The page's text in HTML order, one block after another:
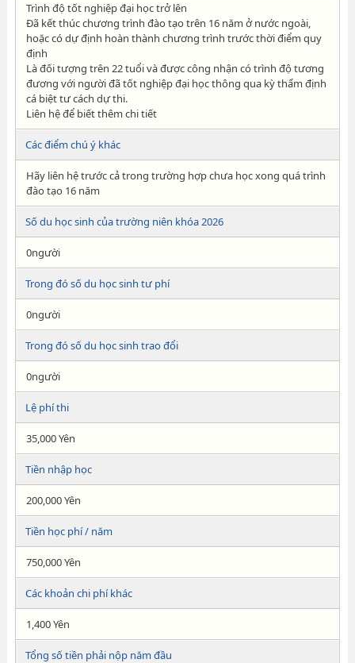
Trình độ tốt nghiệp đại học trở lên
Đã kết thúc chương trình đào tạo trên 16 năm ở nước ngoài,
hoặc có dự định hoàn thành chương trình trước thời điểm quy
định
Là đối tượng trên 22 tuổi và được công nhận có trình độ tương
đương với người đã tốt nghiệp đại học thông qua kỳ thẩm định
cá biệt tư cách dự thi.
Liên hệ để biết thêm chi tiết
Các điểm chú ý khác
Hãy liên hệ trước cả trong trường hợp chưa học xong quá trình
đào tạo 16 năm
Số du học sinh của trường niên khóa 2026
0người
Trong đó số du học sinh tư phí
0người
Trong đó số du học sinh trao đổi
0người
Lệ phí thi
35,000 Yên
Tiền nhập học
200,000 Yên
Tiền học phí / năm
750,000 Yên
Các khoản chi phí khác
1,400 Yên
Tổng số tiền phải nộp năm đầu